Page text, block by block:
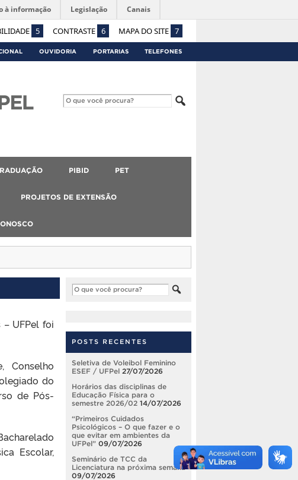
5 CONTRASTE 6 MAPA DO SITE 7
à informação Legislação Canais
OUVIDORIA PORTARIAS TELEFONES
PIBID PET
PROJETOS DE EXTENSÃO
UFPel foi
Conselho
do
de Pós-
Escolar,
POSTS RECENTES
Seletiva de Voleibol Feminino
ESEF / UFPel 27/07/2026
Horários das disciplinas de
Educação Física para o
semestre 2026/02 14/07/2026
“Primeiros Cuidados
Psicológicos – O que fazer e o
que evitar em ambientes da
UFPel” 09/07/2026
Seminário de TCC da
Licenciatura na próxima semana
09/07/2026